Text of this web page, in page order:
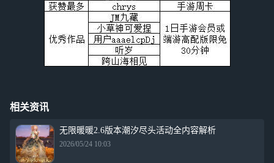
相关资讯
无限暖暖2.6版本潮汐尽头活动全内容解析
2026/05/24 10:03